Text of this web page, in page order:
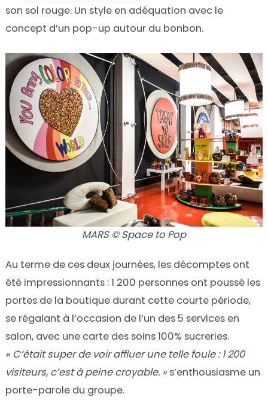
son sol rouge. Un style en adéquation avec le
concept d’un pop-up autour du bonbon.
MARS © Space to Pop
Au terme de ces deux journées, les décomptes ont
été impressionnants : 1 200 personnes ont poussé les
portes de la boutique durant cette courte période,
se régalant à l’occasion de l’un des 5 services en
salon, avec une carte des soins 100% sucreries.
« C’était super de voir affluer une telle foule : 1 200
visiteurs, c’est à peine croyable. »s’enthousiasme un
porte-parole du groupe.